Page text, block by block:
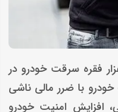
رسمی در سال 1403 بیش از ۷۶ هزار فقره سرقت خودرو در
با ضرر مالی ناشی
افزایش امنیت خودرو